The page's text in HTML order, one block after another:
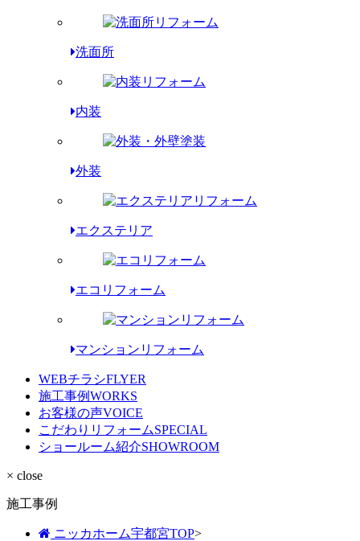
洗面所
内装
外装
エクステリア
エコリフォーム
マンションリフォーム
WEBチラシFLYER
施工事例WORKS
お客様の声VOICE
こだわりリフォームSPECIAL
ショールーム紹介SHOWROOM
× close
施工事例
ニッカホーム宇都宮TOP>